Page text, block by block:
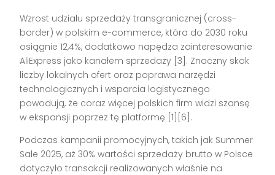
Wzrost udziału sprzedaży transgranicznej (cross-
border) w polskim e-commerce, która do 2030 roku
osiągnie 12,4%, dodatkowo napędza zainteresowanie
AliExpress jako kanałem sprzedaży [3]. Znaczny skok
liczby lokalnych ofert oraz poprawa narzędzi
technologicznych i wsparcia logistycznego
powodują, że coraz więcej polskich firm widzi szansę
w ekspansji poprzez tę platformę [1][6].
Podczas kampanii promocyjnych, takich jak Summer
Sale 2025, aż 30% wartości sprzedaży brutto w Polsce
dotyczyło transakcji realizowanych właśnie na